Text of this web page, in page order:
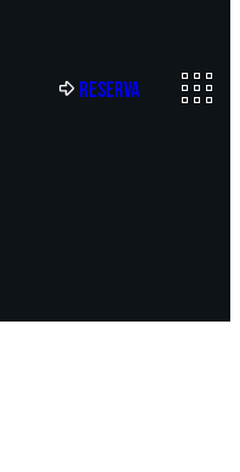
Reserva